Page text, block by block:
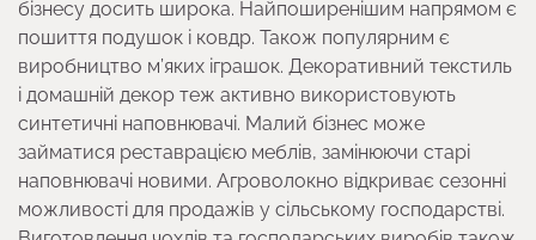
бізнесу досить широка. Найпоширенішим напрямом є
пошиття подушок і ковдр. Також популярним є
виробництво м’яких іграшок. Декоративний текстиль
і домашній декор теж активно використовують
синтетичні наповнювачі. Малий бізнес може
займатися реставрацією меблів, замінюючи старі
наповнювачі новими. Агроволокно відкриває сезонні
можливості для продажів у сільському господарстві.